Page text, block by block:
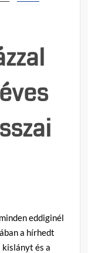
eddiginél
a hírhedt
és a